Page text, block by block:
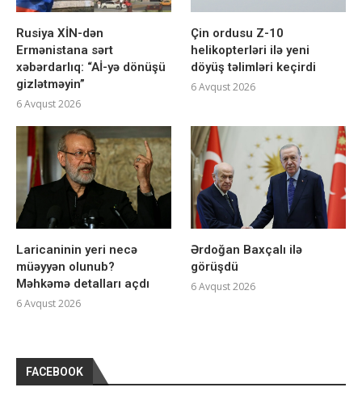
Rusiya XİN-dən
Ermənistana sərt
xəbərdarlıq: “Aİ-yə dönüşü
gizlətməyin”
6 Avqust 2026
Çin ordusu Z-10
helikopterləri ilə yeni
döyüş təlimləri keçirdi
6 Avqust 2026
Laricaninin yeri necə
müəyyən olunub?
Məhkəmə detalları açdı
6 Avqust 2026
Ərdoğan Baxçalı ilə
görüşdü
6 Avqust 2026
FACEBOOK